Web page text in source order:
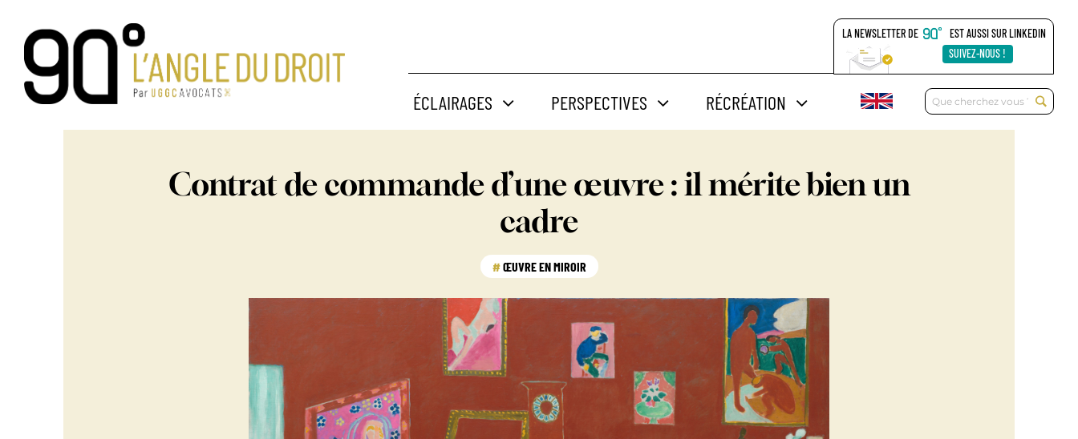
contenu
ÉCLAIRAGES PERSPECTIVES RÉCRÉATION Rechercher:
LA NEWSLETTER DE
EST AUSSI SUR LINKEDIN
SUIVEZ-NOUS !
Contrat de commande d’une œuvre : il mérite bien un
cadre
ŒUVRE EN MIROIR